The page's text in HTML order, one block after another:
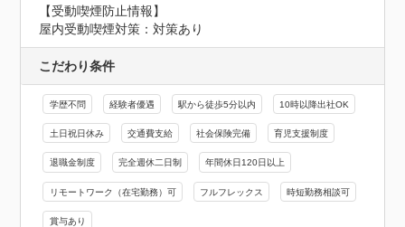
【受動喫煙防止情報】
屋内受動喫煙対策：対策あり
こだわり条件
学歴不問 経験者優遇 駅から徒歩5分以内 10時以降出社OK
土日祝日休み 交通費支給 社会保険完備 育児支援制度
退職金制度 完全週休二日制 年間休日120日以上
リモートワーク（在宅勤務）可 フルフレックス 時短勤務相談可
賞与あり